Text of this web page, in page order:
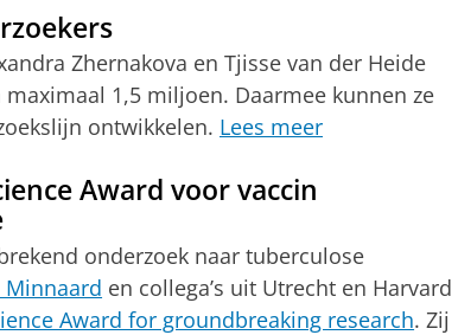
Zhernakova en Tjisse van der Heide
1,5 miljoen. Daarmee kunnen ze
ontwikkelen. Lees meer
Award voor vaccin
onderzoek naar tuberculose
Minnaard en collega’s uit Utrecht en Harvard
Award for groundbreaking research. Zij